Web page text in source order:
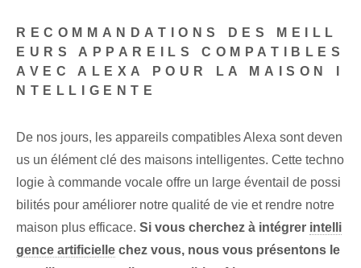
RECOMMANDATIONS DES MEILL
EURS APPAREILS COMPATIBLES
AVEC ALEXA POUR LA MAISON I
NTELLIGENTE
De nos jours, les appareils compatibles Alexa sont deven
us un élément clé des maisons intelligentes. Cette techno
logie à commande vocale offre un large éventail de possi
bilités pour améliorer notre qualité de vie et rendre notre
maison plus efficace. Si vous cherchez à intégrer intelli
gence artificielle chez vous, nous vous présentons le